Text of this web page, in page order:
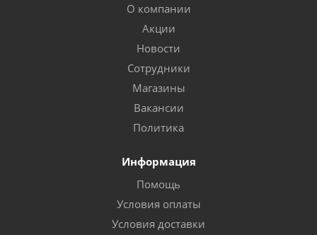
О компании
Акции
Новости
Сотрудники
Магазины
Вакансии
Политика
Информация
Помощь
Условия оплаты
Условия доставки